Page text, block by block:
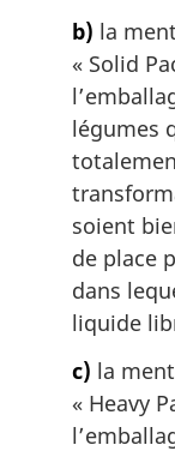
b) la
« Solid
légumes
soient
de place
dans
liquide
c) la
« Heavy